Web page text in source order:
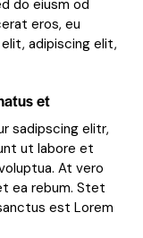
do eiusm od
eros, eu
adipiscing elit,
et
sadipscing elitr,
ut labore et
At vero
ea rebum. Stet
est Lorem